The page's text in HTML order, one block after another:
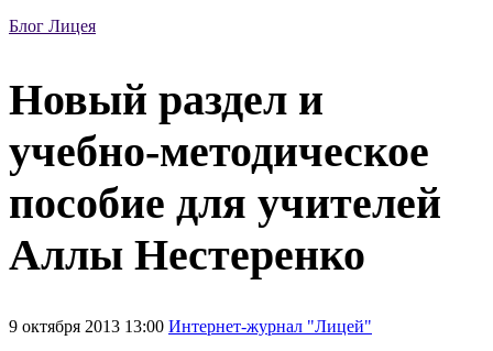
Блог Лицея
Новый раздел и
учебно-методическое
пособие для учителей
Аллы Нестеренко
9 октября 2013 13:00 Интернет-журнал "Лицей"